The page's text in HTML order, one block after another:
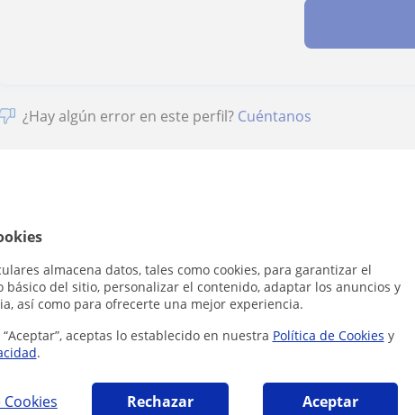
almacena datos, tales como cookies, para garantizar el
básico del sitio, personalizar el contenido, adaptar los anuncios y
así como para ofrecerte una mejor experiencia.
aceptas lo establecido en nuestra Política de Cookies y
.
Cookies Rechazar Aceptar
¿Hay algún error en este perfil? Cuéntanos
en Granada que pueden interesarte